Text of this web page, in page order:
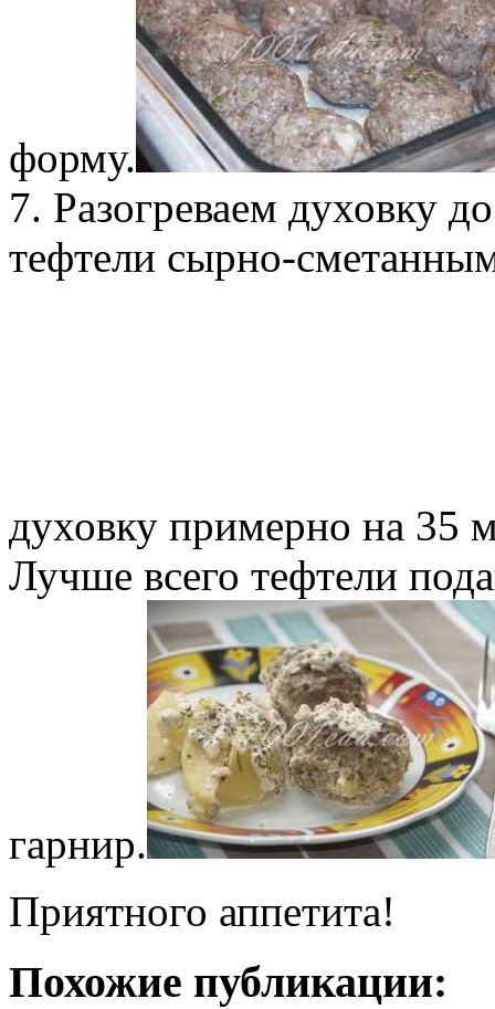
форму.
7. Разогреваем духовку
тефтели сырно-
духовку примерно на 35
Лучше всего тефтели
гарнир.
Приятного аппетита!
Похожие публикации: